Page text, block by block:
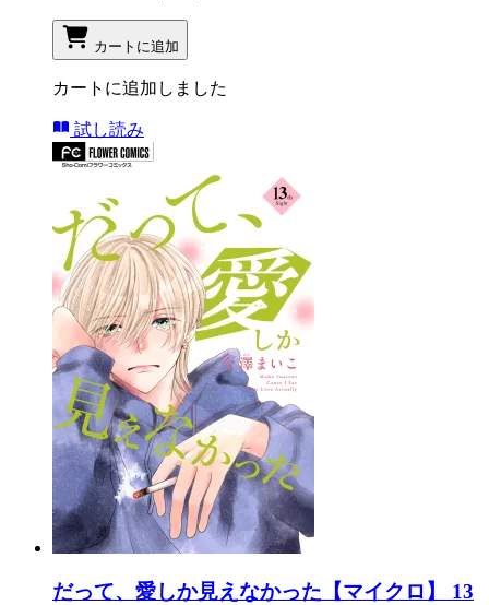
カートに追加
カートに追加しました
試し読み
だって、愛しか見えなかった【マイクロ】 13